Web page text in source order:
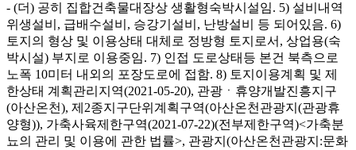
- (더) 공히 집합건축물대장상 생활형숙박시설임. 5) 설비내역
위생설비, 급배수설비, 승강기설비, 난방설비 등 되어있음. 6)
토지의 형상 및 이용상태 대체로 정방형 토지로서, 상업용(숙
박시설) 부지로 이용중임. 7) 인접 도로상태등 본건 북측으로
노폭 10미터 내외의 포장도로에 접함. 8) 토지이용계획 및 제
한상태 계획관리지역(2021-05-20), 관광ㆍ휴양개발진흥지구
(아산온천), 제2종지구단위계획구역(아산온천관광지(관광휴
양형)), 가축사육제한구역(2021-07-22)(전부제한구역)<가축분
뇨의 관리 및 이용에 관한 법률>, 관광지(아산온천관광지:문화